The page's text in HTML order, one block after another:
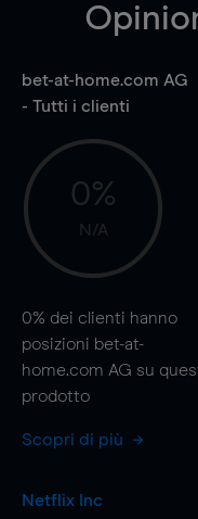
bet-at-home.com AG
- Tutti i clienti
0%
N/A
0% dei clienti hanno
posizioni bet-at-
home.com AG su
prodotto
Scopri di più
Netflix Inc